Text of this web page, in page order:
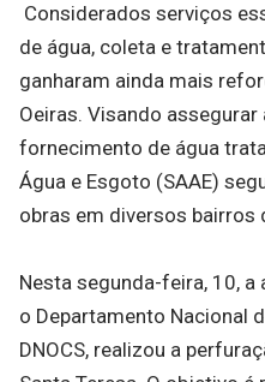
Considerados serviços
de água, coleta e
ganharam ainda mais
Oeiras. Visando assegurar
fornecimento de água
Água e Esgoto (SAAE)
obras em diversos bairros
Nesta segunda-feira, 10,
o Departamento Nacional
DNOCS, realizou a